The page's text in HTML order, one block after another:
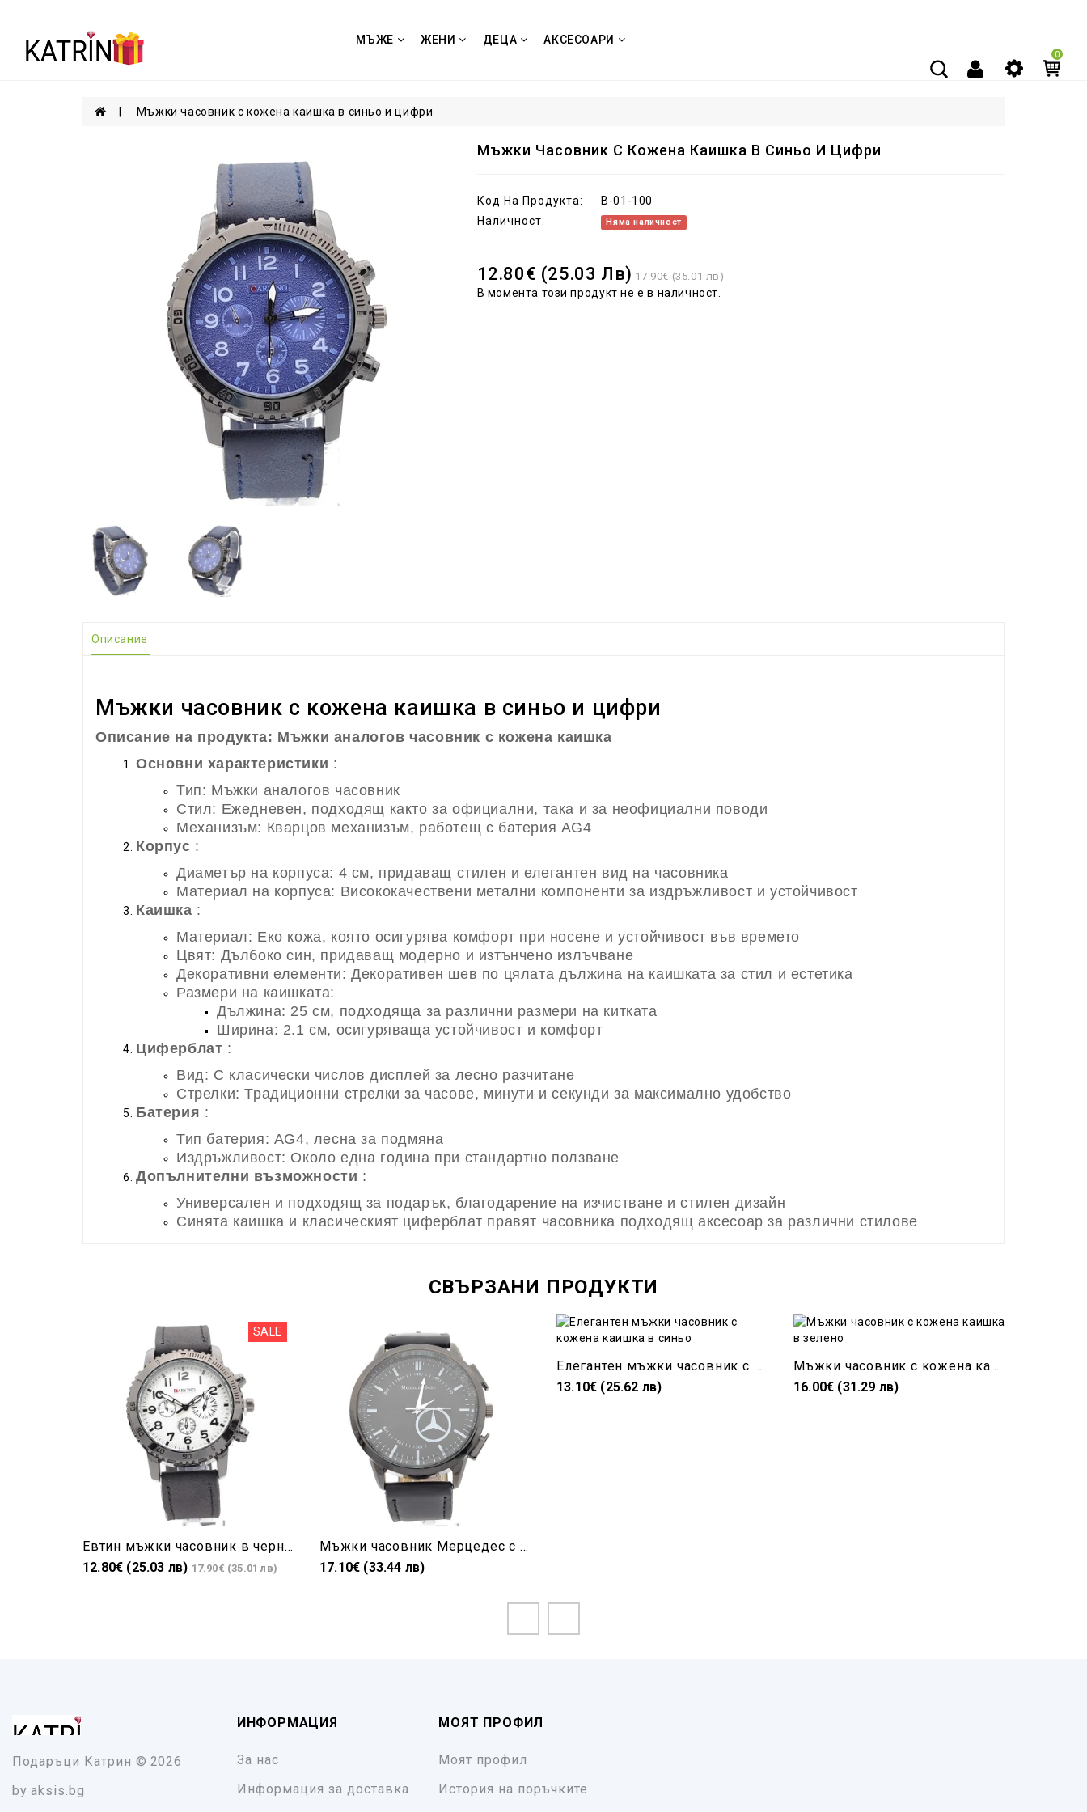
МЪЖЕ ЖЕНИ ДЕЦА АКСЕСОАРИ
0
Мъжки часовник с кожена каишка в синьо и цифри
Мъжки Часовник С Кожена Каишка В Синьо И Цифри
Код На Продукта:
B-01-100
Наличност:
Няма наличност
12.80€ (25.03 Лв) 17.90€ (35.01 лв)
В момента този продукт не е в наличност.
Описание
Мъжки часовник с кожена каишка в синьо и цифри
Описание на продукта: Мъжки аналогов часовник с кожена каишка
Основни характеристики :
Тип: Мъжки аналогов часовник
Стил: Ежедневен, подходящ както за официални, така и за неофициални поводи
Механизъм: Кварцов механизъм, работещ с батерия AG4
Корпус :
Диаметър на корпуса: 4 см, придаващ стилен и елегантен вид на часовника
Материал на корпуса: Висококачествени метални компоненти за издръжливост и устойчивост
Каишка :
Материал: Еко кожа, която осигурява комфорт при носене и устойчивост във времето
Цвят: Дълбоко син, придаващ модерно и изтънчено излъчване
Декоративни елементи: Декоративен шев по цялата дължина на каишката за стил и естетика
Размери на каишката:
Дължина: 25 см, подходяща за различни размери на китката
Ширина: 2.1 см, осигуряваща устойчивост и комфорт
Циферблат :
Вид: С класически числов дисплей за лесно разчитане
Стрелки: Традиционни стрелки за часове, минути и секунди за максимално удобство
Батерия :
Тип батерия: AG4, лесна за подмяна
Издръжливост: Около една година при стандартно ползване
Допълнителни възможности :
Универсален и подходящ за подарък, благодарение на изчистване и стилен дизайн
Синята каишка и класическият циферблат правят часовника подходящ аксесоар за различни стилове
СВЪРЗАНИ ПРОДУКТИ
SALE
Евтин мъжки часовник в черно с кожена каишка и цифри
12.80€ (25.03 лв) 17.90€ (35.01 лв)
Мъжки часовник Мерцедес с черна кожена каишка
17.10€ (33.44 лв)
Елегантен мъжки часовник с кожена каишка в синьо
13.10€ (25.62 лв)
Мъжки часовник с кожена каишка в зелено
16.00€ (31.29 лв)
Подаръци Катрин © 2026
by aksis.bg
ИНФОРМАЦИЯ
За нас
Информация за доставка
МОЯТ ПРОФИЛ
Моят профил
История на поръчките